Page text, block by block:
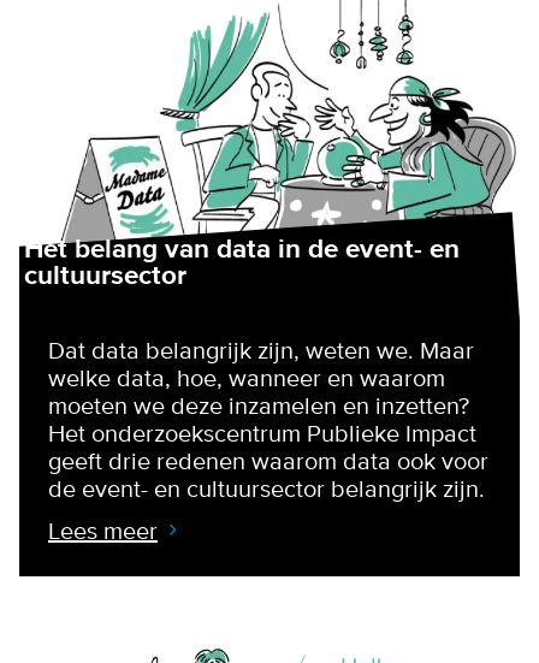
Het belang van data in de event- en
cultuursector
Dat data belangrijk zijn, weten we. Maar
welke data, hoe, wanneer en waarom
moeten we deze inzamelen en inzetten?
Het onderzoekscentrum Publieke Impact
geeft drie redenen waarom data ook voor
de event- en cultuursector belangrijk zijn.
Lees meer